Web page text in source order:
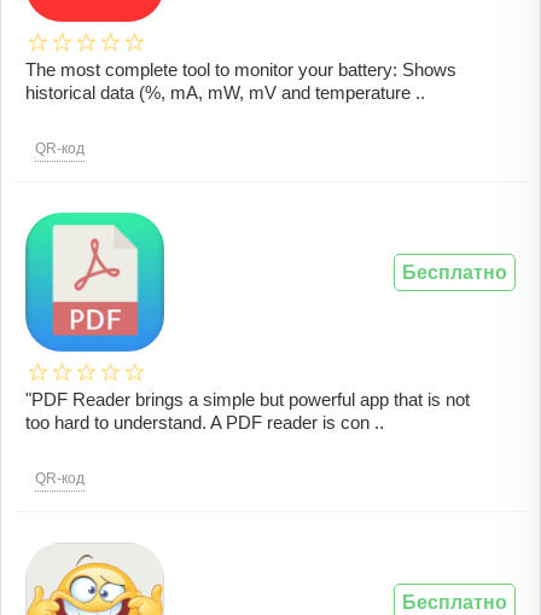
The most complete tool to monitor your battery: Shows
historical data (%, mA, mW, mV and temperature ..
QR-код
"PDF Reader brings a simple but powerful app that is not
too hard to understand. A PDF reader is con ..
QR-код
Бесплатно
Бесплатно